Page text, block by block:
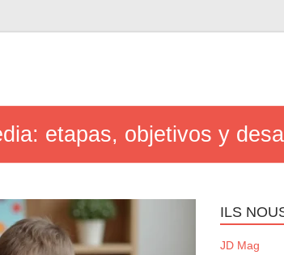
etapas, objetivos y
ILS
JD Mag